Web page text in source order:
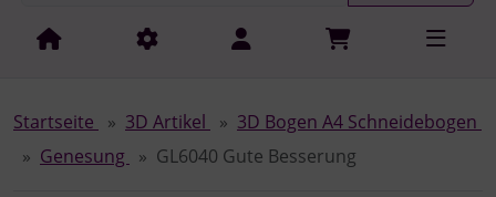
Startseite 3D Artikel
3D Bogen A4 Schneidebogen
Genesung
GL6040 Gute Besserung